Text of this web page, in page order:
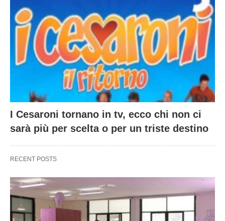
I Cesaroni tornano in tv, ecco chi non ci
sarà più per scelta o per un triste destino
RECENT POSTS